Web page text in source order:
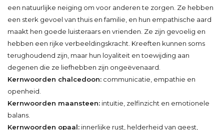
een natuurlijke neiging om voor anderen te zorgen. Ze hebben
een sterk gevoel van thuis en familie, en hun empathische aard
maakt hen goede luisteraars en vrienden. Ze zijn gevoelig en
hebben een rijke verbeeldingskracht. Kreeften kunnen soms
terughoudend zijn, maar hun loyaliteit en toewijding aan
degenen die ze liefhebben zijn ongeëvenaard.
Kernwoorden chalcedoon: communicatie, empathie en
openheid.
Kernwoorden maansteen: intuïtie, zelfinzicht en emotionele
balans.
Kernwoorden opaal: innerlijke rust, helderheid van geest,